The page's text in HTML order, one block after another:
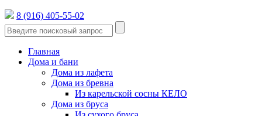
8 (916) 405-55-02
Главная
Дома и бани
Дома из лафета
Дома из бревна
Из карельской сосны КЕЛО
Дома из бруса